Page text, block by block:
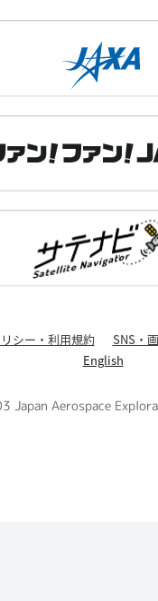
シー・利用規約
SNS・
English
Japan Aerospace